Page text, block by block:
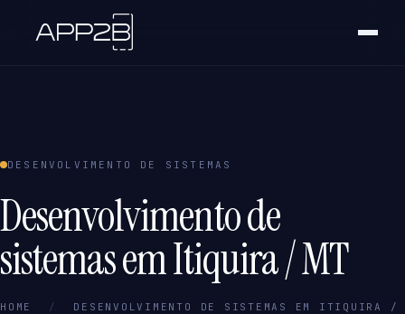
DESENVOLVIMENTO DE SISTEMAS
Desenvolvimento de
sistemas em Itiquira / MT
HOME /
DESENVOLVIMENTO DE SISTEMAS EM ITIQUIRA /